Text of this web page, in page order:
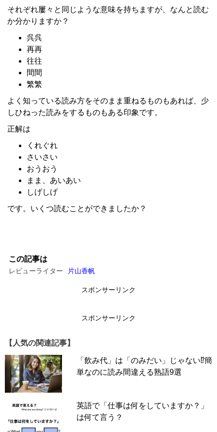
それぞれ屢々と同じような意味を持ちますが、なんと読む
か分かりますか？
呉呉
再再
往往
間間
繁繁
よく知っている読み方をそのまま重ねるものもあれば、少
しひねった読みをするものもある印象です。
正解は
くれぐれ
さいさい
おうおう
まま、あいあい
しげしげ
です。いくつ読むことができましたか？
この記事は
レビューライター 片山香帆
スポンサーリンク
スポンサーリンク
【人気の関連記事】
「飲み代」は「のみだい」じゃない⁉簡
単なのに読み間違える熟語9選
英語で「仕事は何をしていますか？」
は何て言う？